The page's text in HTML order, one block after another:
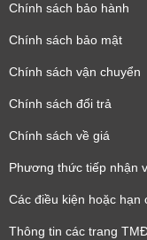
Chính sách bảo hành
Chính sách bảo mật
Chính sách vận chuyển
Chính sách đổi trả
Chính sách về giá
Phương thức tiếp nhận
Các điều kiện hoặc hạn
Thông tin các trang